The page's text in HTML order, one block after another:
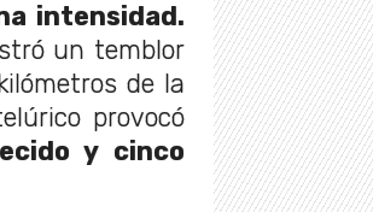
intensidad.
un temblor
de la
provocó
y cinco